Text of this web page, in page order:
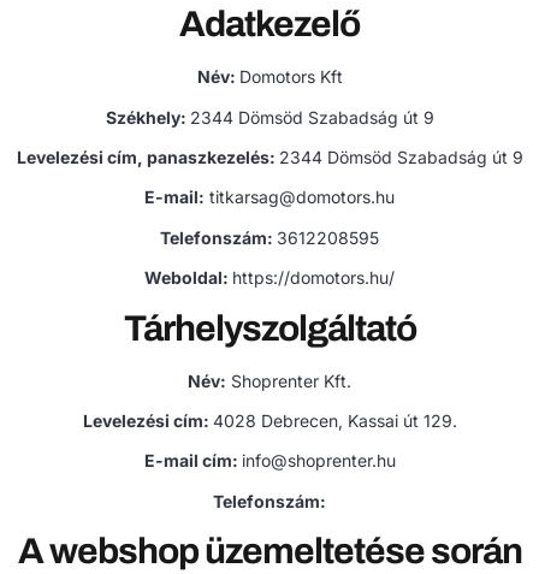
Adatkezelő
Név: Domotors Kft
Székhely: 2344 Dömsöd Szabadság út 9
Levelezési cím, panaszkezelés: 2344 Dömsöd Szabadság út 9
E-mail: titkarsag@domotors.hu
Telefonszám: 3612208595
Weboldal: https://domotors.hu/
Tárhelyszolgáltató
Név: Shoprenter Kft.
Levelezési cím: 4028 Debrecen, Kassai út 129.
E-mail cím: info@shoprenter.hu
Telefonszám:
A webshop üzemeltetése során